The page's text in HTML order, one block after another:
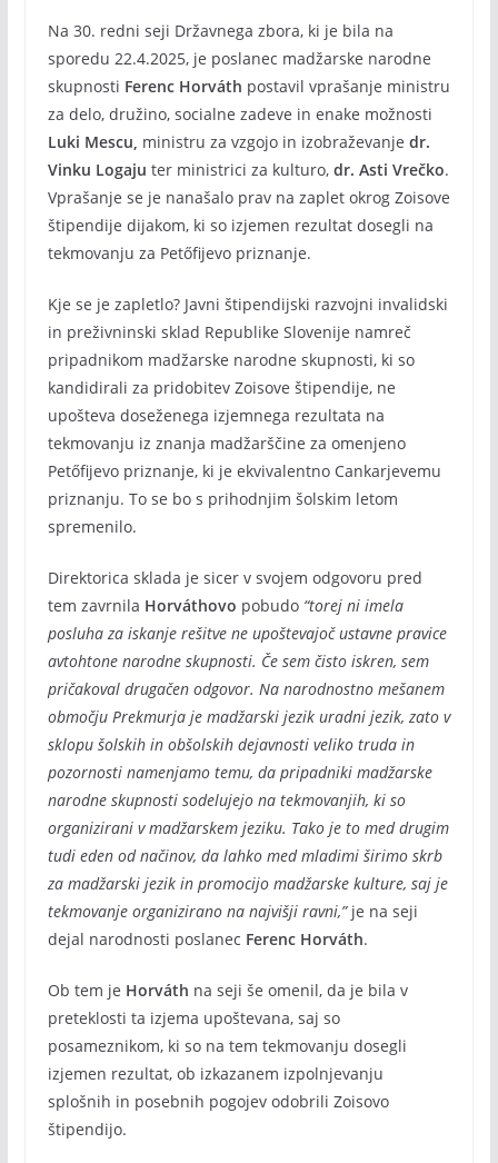
Na 30. redni seji Državnega zbora, ki je bila na
sporedu 22.4.2025, je poslanec madžarske narodne
skupnosti Ferenc Horváth postavil vprašanje ministru
za delo, družino, socialne zadeve in enake možnosti
Luki Mescu, ministru za vzgojo in izobraževanje dr.
Vinku Logaju ter ministrici za kulturo, dr. Asti Vrečko.
Vprašanje se je nanašalo prav na zaplet okrog Zoisove
štipendije dijakom, ki so izjemen rezultat dosegli na
tekmovanju za Petőfijevo priznanje.
Kje se je zapletlo? Javni štipendijski razvojni invalidski
in preživninski sklad Republike Slovenije namreč
pripadnikom madžarske narodne skupnosti, ki so
kandidirali za pridobitev Zoisove štipendije, ne
upošteva doseženega izjemnega rezultata na
tekmovanju iz znanja madžarščine za omenjeno
Petőfijevo priznanje, ki je ekvivalentno Cankarjevemu
priznanju. To se bo s prihodnjim šolskim letom
spremenilo.
Direktorica sklada je sicer v svojem odgovoru pred
tem zavrnila Horváthovo pobudo “torej ni imela
posluha za iskanje rešitve ne upoštevajoč ustavne pravice
avtohtone narodne skupnosti. Če sem čisto iskren, sem
pričakoval drugačen odgovor. Na narodnostno mešanem
območju Prekmurja je madžarski jezik uradni jezik, zato v
sklopu šolskih in obšolskih dejavnosti veliko truda in
pozornosti namenjamo temu, da pripadniki madžarske
narodne skupnosti sodelujejo na tekmovanjih, ki so
organizirani v madžarskem jeziku. Tako je to med drugim
tudi eden od načinov, da lahko med mladimi širimo skrb
za madžarski jezik in promocijo madžarske kulture, saj je
tekmovanje organizirano na najvišji ravni,”je na seji
dejal narodnosti poslanec Ferenc Horváth.
Ob tem je Horváth na seji še omenil, da je bila v
preteklosti ta izjema upoštevana, saj so
posameznikom, ki so na tem tekmovanju dosegli
izjemen rezultat, ob izkazanem izpolnjevanju
splošnih in posebnih pogojev odobrili Zoisovo
štipendijo.